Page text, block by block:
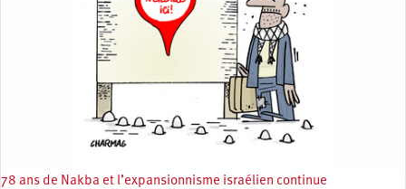
78 ans de Nakba et l’expansionnisme israélien continue